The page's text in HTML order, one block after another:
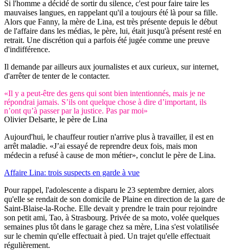
Si l'homme a décidé de sortir du silence, c'est pour faire taire les
mauvaises langues, en rappelant qu'il a toujours été là pour sa fille.
Alors que Fanny, la mère de Lina, est très présente depuis le début
de l'affaire dans les médias, le père, lui, était jusqu'à présent resté en
retrait. Une discrétion qui a parfois été jugée comme une preuve
d'indifférence.
Il demande par ailleurs aux journalistes et aux curieux, sur internet,
d'arrêter de tenter de le contacter.
«Il y a peut-être des gens qui sont bien intentionnés, mais je ne
répondrai jamais. S’ils ont quelque chose à dire d’important, ils
n’ont qu’à passer par la justice. Pas par moi»
Olivier Delsarte, le père de Lina
Aujourd'hui, le chauffeur routier n'arrive plus à travailler, il est en
arrêt maladie. «J’ai essayé de reprendre deux fois, mais mon
médecin a refusé à cause de mon métier», conclut le père de Lina.
Affaire Lina: trois suspects en garde à vue
Pour rappel, l'adolescente a disparu le 23 septembre dernier, alors
qu'elle se rendait de son domicile de Plaine en direction de la gare de
Saint-Blaise-la-Roche. Elle devait y prendre le train pour rejoindre
son petit ami, Tao, à Strasbourg. Privée de sa moto, volée quelques
semaines plus tôt dans le garage chez sa mère, Lina s'est volatilisée
sur le chemin qu'elle effectuait à pied. Un trajet qu'elle effectuait
régulièrement.